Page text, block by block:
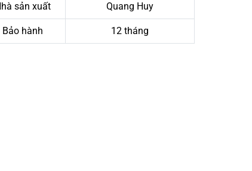
sản xuất Quang Huy
Bảo hành 12 tháng